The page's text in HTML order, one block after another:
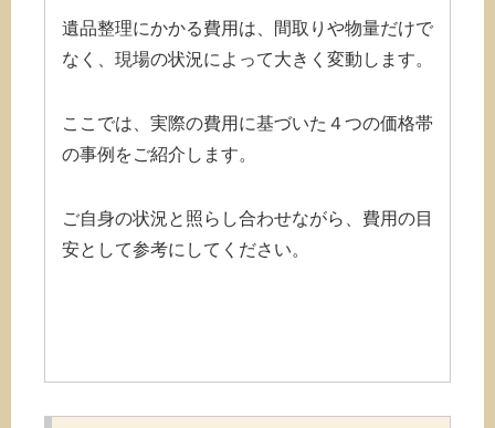
遺品整理にかかる費用は、間取りや物量だけで
なく、現場の状況によって大きく変動します。
ここでは、実際の費用に基づいた４つの価格帯
の事例をご紹介します。
ご自身の状況と照らし合わせながら、費用の目
安として参考にしてください。